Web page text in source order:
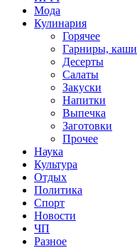
Мода
Кулинария
Горячее
Гарниры, каши
Десерты
Салаты
Закуски
Напитки
Выпечка
Заготовки
Прочее
Наука
Культура
Отдых
Политика
Спорт
Новости
ЧП
Разное